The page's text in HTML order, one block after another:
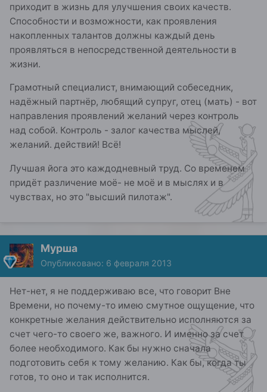
приходит в жизнь для улучшения своих качеств.
Способности и возможности, как проявления
накопленных талантов должны каждый день
проявляться в непосредственной деятельности в
жизни.
Грамотный специалист, внимающий собеседник,
надёжный партнёр, любящий супруг, отец (мать) - вот
направления проявлений желаний через контроль
над собой. Контроль - залог качества мыслей,
желаний. действий! Всё!
Лучшая йога это каждодневный труд. Со временем
придёт различение моё- не моё и в мыслях и в
чувствах, но это "высший пилотаж".
Мурша
Опубликовано: 6 февраля 2013
Нет-нет, я не поддерживаю все, что говорит Вне
Времени, но почему-то имею смутное ощущение, что
конкретные желания действительно исполняются за
счет чего-то своего же, важного. И именно за счет
более необходимого. Как бы нужно сначала
подготовить себя к тому желанию. Как бы, когда ты
готов, то оно и так исполнится.